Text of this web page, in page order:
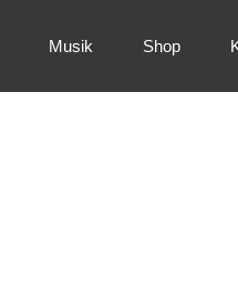
Musik Shop